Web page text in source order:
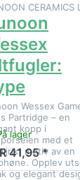
CERAMICS
Wessex
Partridge – en
kopp i
med et
motiv av en
Opplev
og elegant
lager
41,95 *